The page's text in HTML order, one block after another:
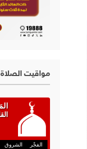
مواقيت الصلاة